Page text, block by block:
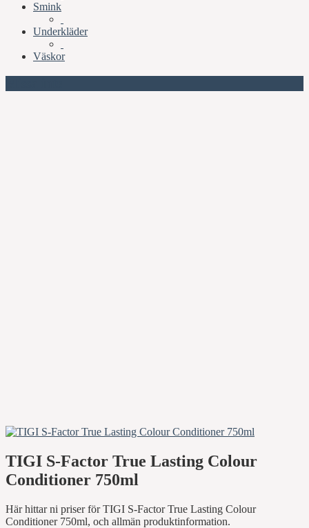
Smink
Underkläder
Väskor
TIGI S-Factor True Lasting Colour
Conditioner 750ml
Här hittar ni priser för TIGI S-Factor True Lasting Colour
Conditioner 750ml, och allmän produktinformation.